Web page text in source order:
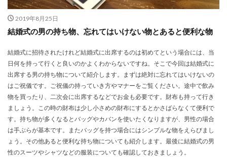
2019年8月25日
結婚式の男の持ち物、忘れてはいけない物とあると便利な物
結婚式に招待されたけれど結婚式に出席するのは初めてという場合には、当
日何を持って行くと良いのかよくわからないですね。そこで今回は結婚式に
出席する男の持ち物について紹介します。まずは絶対に忘れてはいけないの
はご祝儀です。ご祝儀の持っていき方やマナーをご覧ください。途中で飲み
物を買ったり、二次会に出席するなどでお金も必要です。財布も持って行き
ましょう。この時の財布は少し小さめの財布にするとかさばらなくて便利で
す。持ち物が多くなるとバッグやカバンを使いたくなりますが、男性の場合
は手ぶらが基本です。またバッグを持つ場合にはシンプルな物をえらびまし
ょう。その他あると便利な持ち物についても紹介します。最後に結婚式の男
性のスーツやシャツなどの服装についても確認しておきましょう。